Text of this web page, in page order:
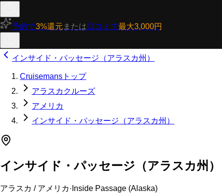
予約で3%還元 または口コミで最大3,000円
インサイド・パッセージ（アラスカ州）
Cruisemansトップ
アラスカクルーズ
アメリカ
インサイド・パッセージ（アラスカ州）
インサイド・パッセージ（アラスカ州）
アラスカ / アメリカ· Inside Passage (Alaska)